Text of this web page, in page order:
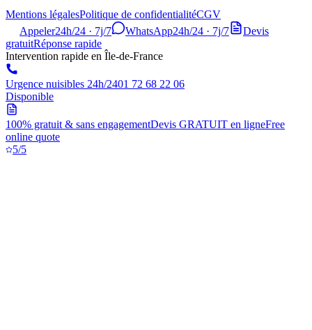
Mentions légalesPolitique de confidentialitéCGV
Appeler24h/24 · 7j/7 WhatsApp24h/24 · 7j/7
Devis
gratuitRéponse rapide
Intervention rapide en Île-de-France
Urgence nuisibles 24h/2401 72 68 22 06
Disponible
100% gratuit & sans engagementDevis GRATUIT en ligneFree
online quote
5/5